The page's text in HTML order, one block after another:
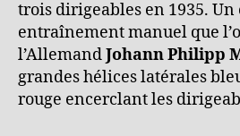
trois dirigeables en 1935. Un
entraînement manuel que
l’AllemandJohann Philipp
grandes hélices latérales
rouge encerclant les